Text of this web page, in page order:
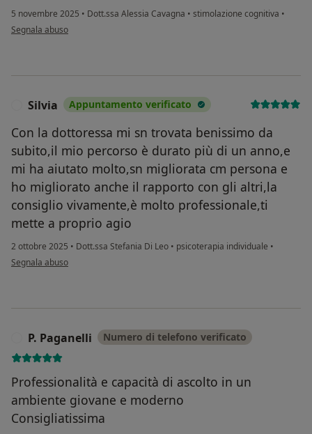
5 novembre 2025 • Dott.ssa Alessia Cavagna • stimolazione cognitiva •
secondo l'opinione dell'utente Manuela Luzzana
Segnala abuso
Silvia Appuntamento verificato
Con la dottoressa mi sn trovata benissimo da
subito,il mio percorso è durato più di un anno,e
mi ha aiutato molto,sn migliorata cm persona e
ho migliorato anche il rapporto con gli altri,la
consiglio vivamente,è molto professionale,ti
mette a proprio agio
2 ottobre 2025 • Dott.ssa Stefania Di Leo • psicoterapia individuale •
secondo l'opinione dell'utente Silvia
Segnala abuso
P. Paganelli Numero di telefono verificato
Professionalità e capacità di ascolto in un
ambiente giovane e moderno
Consigliatissima